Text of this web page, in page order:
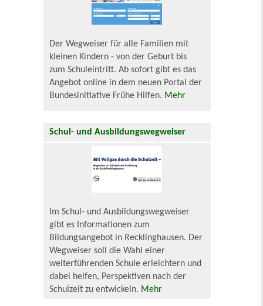
Der Wegweiser für alle Familien mit
kleinen Kindern - von der Geburt bis
zum Schuleintritt. Ab sofort gibt es das
Angebot online in dem neuen Portal der
Bundesinitiative Frühe Hilfen. Mehr
Schul- und Ausbildungswegweiser
Im Schul- und Ausbildungswegweiser
gibt es Informationen zum
Bildungsangebot in Recklinghausen. Der
Wegweiser soll die Wahl einer
weiterführenden Schule erleichtern und
dabei helfen, Perspektiven nach der
Schulzeit zu entwickeln. Mehr